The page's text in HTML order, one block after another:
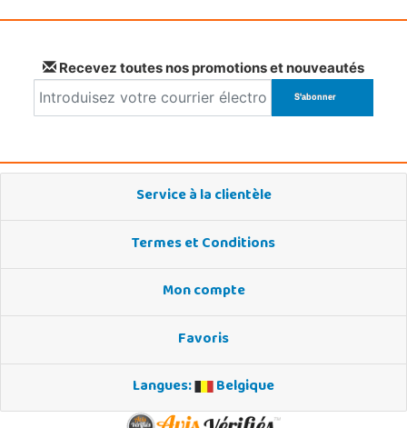
Recevez toutes nos promotions et nouveautés
Service à la clientèle
Termes et Conditions
Mon compte
Favoris
Langues:
Belgique